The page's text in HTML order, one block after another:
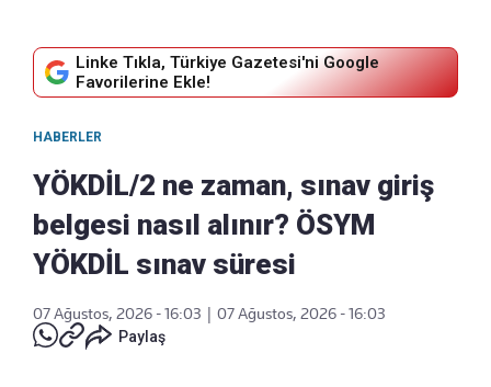
Linke Tıkla, Türkiye Gazetesi'ni Google
Favorilerine Ekle!
HABERLER
YÖKDİL/2 ne zaman, sınav giriş
belgesi nasıl alınır? ÖSYM
YÖKDİL sınav süresi
07 Ağustos, 2026 - 16:03
07 Ağustos, 2026 - 16:03
Paylaş